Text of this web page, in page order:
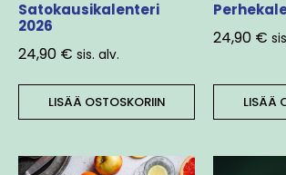
Satokausikalenteri
2026
24,90 € sis. alv.
LISÄÄ OSTOSKORIIN
24,90 €
LISÄÄ